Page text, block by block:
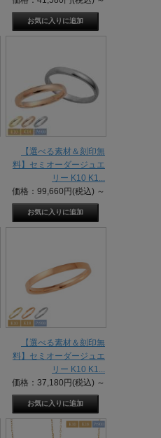
【選べる素材＆刻印無
料】セミオーダージュエ
リー K10 K1...
価格：99,660円(税込) ～
【選べる素材＆刻印無
料】セミオーダージュエ
リー K10 K1...
価格：37,180円(税込) ～